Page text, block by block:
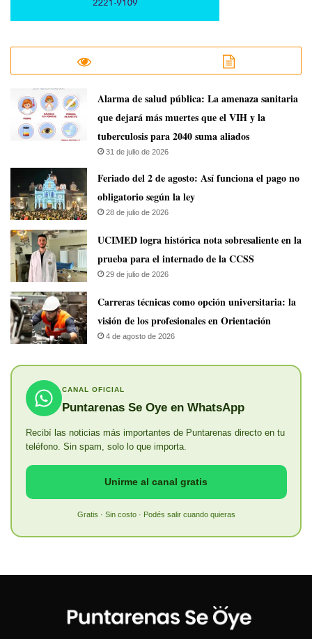
​Alarma de salud pública: La amenaza sanitaria
que dejará más muertes que el VIH y la
tuberculosis para 2040 suma aliados
31 de julio de 2026
Feriado del 2 de agosto: Así funciona el pago no
obligatorio según la ley
28 de julio de 2026
UCIMED logra histórica nota sobresaliente en la
prueba para el internado de la CCSS
29 de julio de 2026
Carreras técnicas como opción universitaria: la
visión de los profesionales en Orientación
4 de agosto de 2026
CANAL OFICIAL
Puntarenas Se Oye en WhatsApp
Recibí las noticias más importantes de Puntarenas directo en tu
teléfono. Sin spam, solo lo que importa.
Unirme al canal gratis
Gratis · Sin costo · Podés salir cuando quieras